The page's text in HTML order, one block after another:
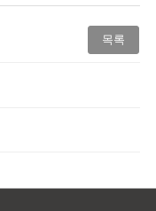
목록